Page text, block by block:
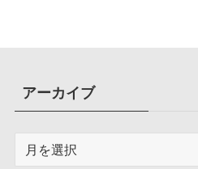
アーカイブ